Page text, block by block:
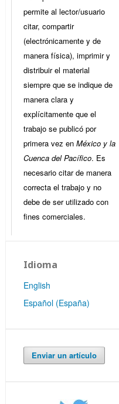
permite al lector/usuario
citar, compartir
(electrónicamente y de
manera física), imprimir y
distribuir el material
siempre que se indique de
manera clara y
explícitamente que el
trabajo se publicó por
primera vez en México y la
Cuenca del Pacífico. Es
necesario citar de manera
correcta el trabajo y no
debe de ser utilizado con
fines comerciales.
Idioma
English
Español (España)
Enviar un artículo